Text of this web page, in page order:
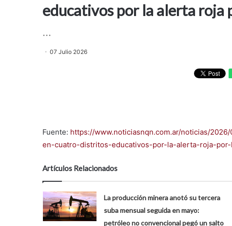
educativos por la alerta roja
...
07 Julio 2026
Fuente: https://www.noticiasnqn.com.ar/noticias/
en-cuatro-distritos-educativos-por-la-alerta-roja-por-
Artículos Relacionados
La producción minera anotó su tercera
suba mensual seguida en mayo:
petróleo no convencional pegó un salto